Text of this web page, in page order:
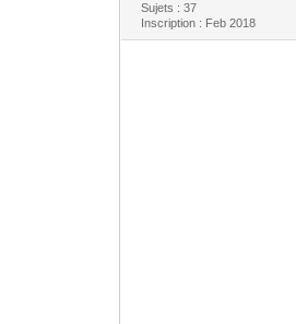
Sujets : 37
Inscription : Feb 2018